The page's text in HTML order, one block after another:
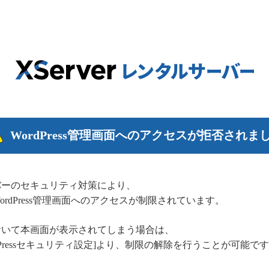
WordPress管理画面へのアクセスが拒否されま
のセキュリティ対策により、
管理画面へのアクセスが制限されています。
て本画面が表示されてしまう場合は、
セキュリティ設定]より、制限の解除を行うことが可能です